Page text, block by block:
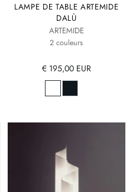
LAMPE DE TABLE ARTEMIDE
DALÙ
ARTEMIDE
2 couleurs
€ 195,00 EUR